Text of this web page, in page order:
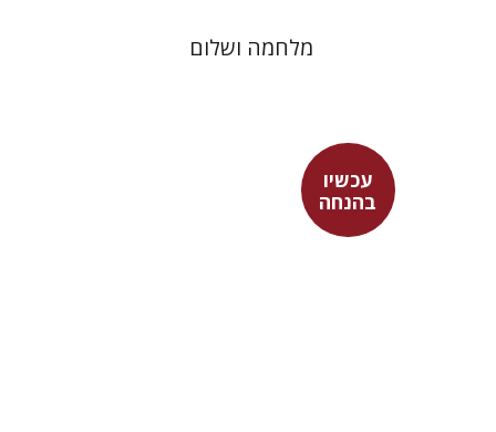
מלחמה ושלום
עכשיו
בהנחה
נתן שפיגל